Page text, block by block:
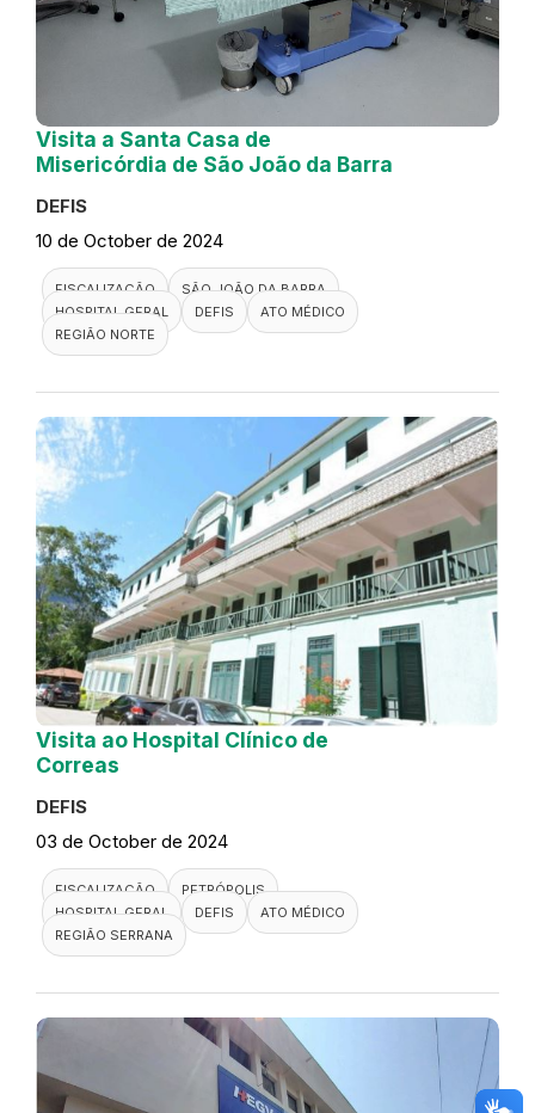
Visita a Santa Casa de
Misericórdia de São João da Barra
DEFIS
10 de October de 2024
FISCALIZAÇÃO
SÃO JOÃO DA BARRA
HOSPITAL GERAL
DEFIS
ATO MÉDICO
REGIÃO NORTE
Visita ao Hospital Clínico de
Correas
DEFIS
03 de October de 2024
FISCALIZAÇÃO
PETRÓPOLIS
HOSPITAL GERAL
DEFIS
ATO MÉDICO
REGIÃO SERRANA